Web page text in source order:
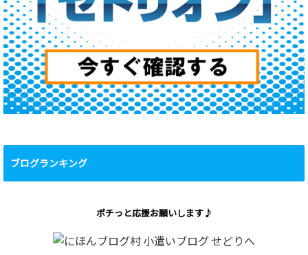
ブログランキング
ポチっと応援お願いします♪